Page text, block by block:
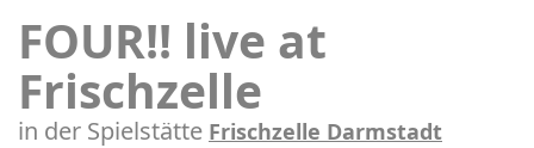
FOUR!! live at
Frischzelle
in der Spielstätte Frischzelle Darmstadt